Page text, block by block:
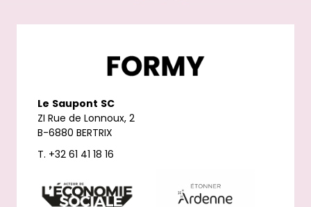
Le Saupont SC
ZI Rue de Lonnoux, 2
B-6880 BERTRIX
T. +32 61 41 18 16